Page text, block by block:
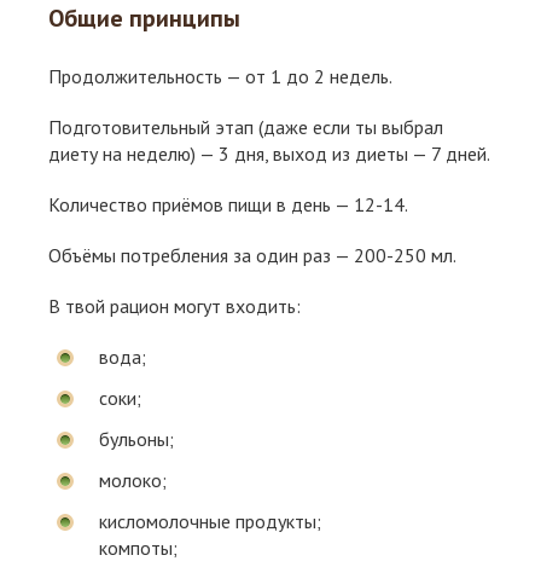
Общие принципы
Продолжительность — от 1 до 2 недель.
Подготовительный этап (даже если ты выбрал
диету на неделю) — 3 дня, выход из диеты — 7 дней.
Количество приёмов пищи в день — 12-14.
Объёмы потребления за один раз — 200-250 мл.
В твой рацион могут входить:
вода;
соки;
бульоны;
молоко;
кисломолочные продукты;
компоты;